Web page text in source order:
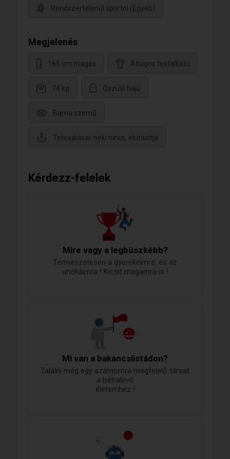
Rendszertelenül sportol (Egyéb)
Megjelenés
165 cm magas Átlagos testalkatú
74 kg Őszülő hajú
Barna szemű
Tetoválásai: neki nincs, elutasítja
Kérdezz-felelek
Mire vagy a legbüszkébb?
Természetesen a gyerekeimre, és az
unokáimra ! Kicsit magamra is !
Mi van a bakancslistádon?
Találni még egy számomra megfelelő társat
a hátralévő
életemhez !